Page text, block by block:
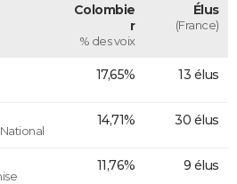
Colombie
r
% des voix
Élus
(France)
17,65% 13 élus
14,71% 30 élus
11,76% 9 élus